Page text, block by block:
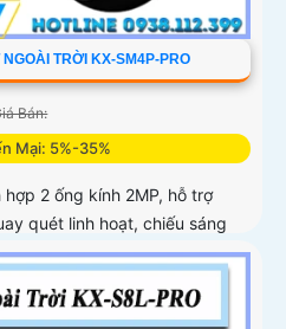
TRỜI KX-SM4P-PRO
Bán:
Mại: 5%-35%
hợp 2 ống kính 2MP, hỗ trợ
quét linh hoạt, chiếu sáng
sáng ấm 30m. Công nghệ AI-